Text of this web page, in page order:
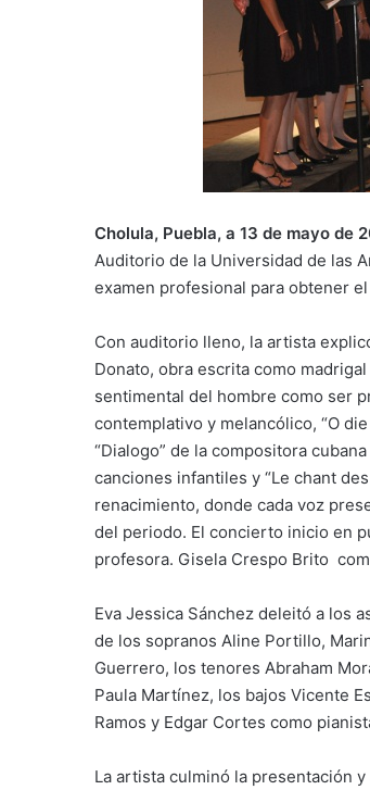
Cholula, Puebla, a 13 de mayo de
Auditorio de la Universidad de las
examen profesional para obtener
Con auditorio lleno, la artista
Donato, obra escrita como
sentimental del hombre como ser
contemplativo y melancólico, “O
“Dialogo” de la compositora
canciones infantiles y “Le chant
renacimiento, donde cada voz
del periodo. El concierto inicio en
profesora. Gisela Crespo Brito
Eva Jessica Sánchez deleitó a los
de los sopranos Aline Portillo,
Guerrero, los tenores Abraham
Paula Martínez, los bajos Vicente
Ramos y Edgar Cortes como
La artista culminó la presentación